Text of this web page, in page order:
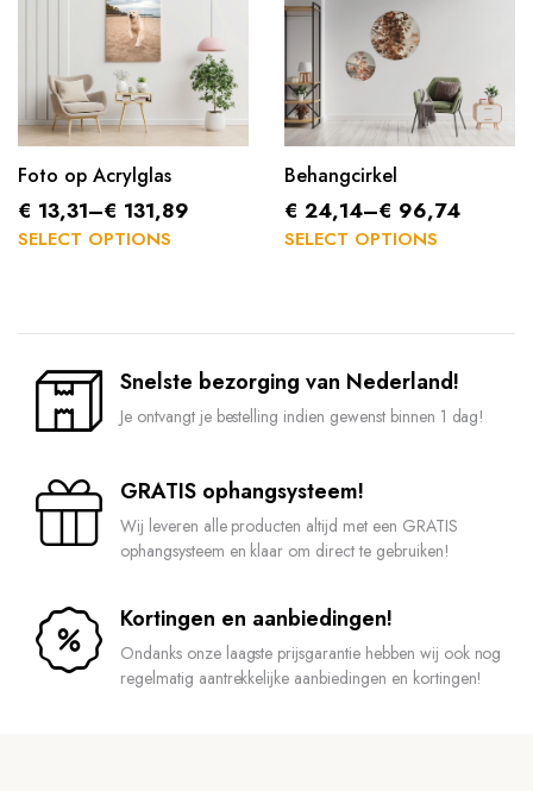
Foto op Acrylglas
SELECT OPTIONS
€ 13,31–€ 131,89
Behangcirkel
SELECT OPTIONS
€ 24,14–€ 96,74
Snelste bezorging van Nederland!
Je ontvangt je bestelling indien gewenst binnen 1 dag!
GRATIS ophangsysteem!
Wij leveren alle producten altijd met een GRATIS
ophangsysteem en klaar om direct te gebruiken!
Kortingen en aanbiedingen!
Ondanks onze laagste prijsgarantie hebben wij ook nog
regelmatig aantrekkelijke aanbiedingen en kortingen!